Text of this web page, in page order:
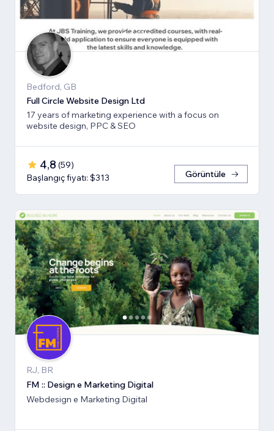
Bedford, GB
Full Circle Website Design Ltd
17 years of marketing experience with a focus on
website design, PPC & SEO
4,8 (59)
Başlangıç fiyatı: $313
Görüntüle
RJ, BR
FM :: Design e Marketing Digital
Webdesign e Marketing Digital